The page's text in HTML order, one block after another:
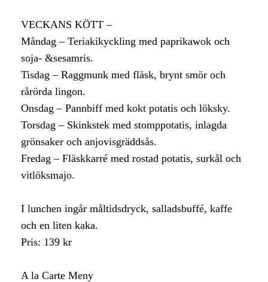
VECKANS KÖTT –
Måndag – Teriakikyckling med paprikawok och
soja- &sesamris.
Tisdag – Raggmunk med fläsk, brynt smör och
rårörda lingon.
Onsdag – Pannbiff med kokt potatis och löksky.
Torsdag – Skinkstek med stomppotatis, inlagda
grönsaker och anjovisgräddsås.
Fredag – Fläskkarré med rostad potatis, surkål och
vitlöksmajo.
I lunchen ingår måltidsdryck, salladsbuffé, kaffe
och en liten kaka.
Pris: 139 kr
A la Carte Meny